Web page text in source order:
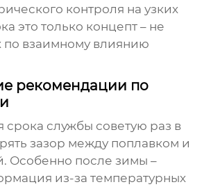
контроля на узких
это только концепт – не
по взаимному влиянию
рекомендации по
службы советую раз в
зазор между поплавком и
Особенно после зимы –
из-за температурных